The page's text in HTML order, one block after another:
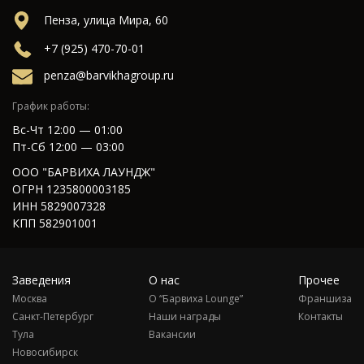
Пенза, улица Мира, 60
+7 (925) 470-70-01
penza@barvikhagroup.ru
График работы:
Вс-Чт 12:00 — 01:00
Пт-Сб 12:00 — 03:00
ООО "БАРВИХА ЛАУНДЖ"
ОГРН 1235800003185
ИНН 5829007328
КПП 582901001
Заведения
Москва
Санкт-Петербург
Тула
Новосибирск
О нас
О “Барвиха Lounge”
Наши награды
Вакансии
Прочее
Франшиза
Контакты